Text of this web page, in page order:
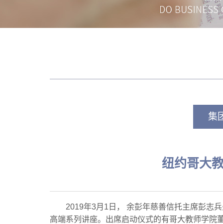
集
纽约哥大
2019年3月1日， 余彭年慈善信托主席彭志
高端系列讲座。出席启动仪式的有哥大教师学院